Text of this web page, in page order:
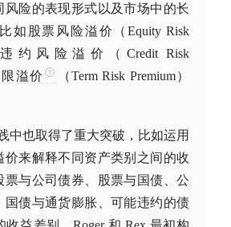
风险的表现形式以及市场中的长
如股票风险溢价（Equity Risk
违约风险溢价（Credit Risk
溢价
（Term Risk Premium）
中也取得了重大突破，比如运用
价来解释不同资产类别之间的收
票与公司债券、股票与国债 、公
国债与通货膨胀、可能违约的债